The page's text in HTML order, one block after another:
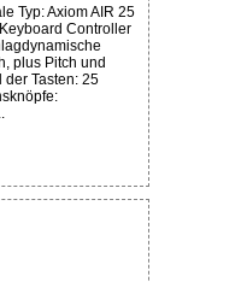
Typ: Axiom AIR 25
Controller
plus Pitch und
der Tasten: 25